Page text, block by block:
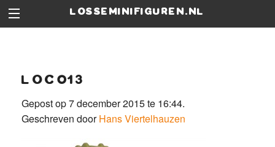
losseminifiguren.nl
loc013
Gepost op 7 december 2015 te 16:44.
Geschreven doorHans Viertelhauzen